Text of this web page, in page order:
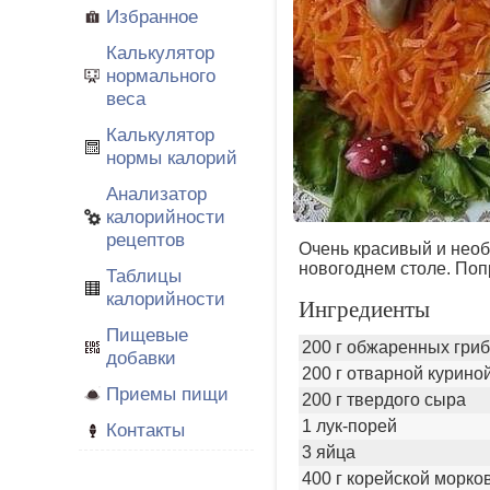
Избранное
Калькулятор
нормального
веса
Калькулятор
нормы калорий
Анализатор
калорийности
рецептов
Таблицы
калорийности
Пищевые
добавки
Приемы пищи
Контакты
Очень красивый и
новогоднем столе.
Ингредиенты
200 г обжаренных
200 г отварной
200 г твердого сыра
1 лук-порей
3 яйца
400 г корейской